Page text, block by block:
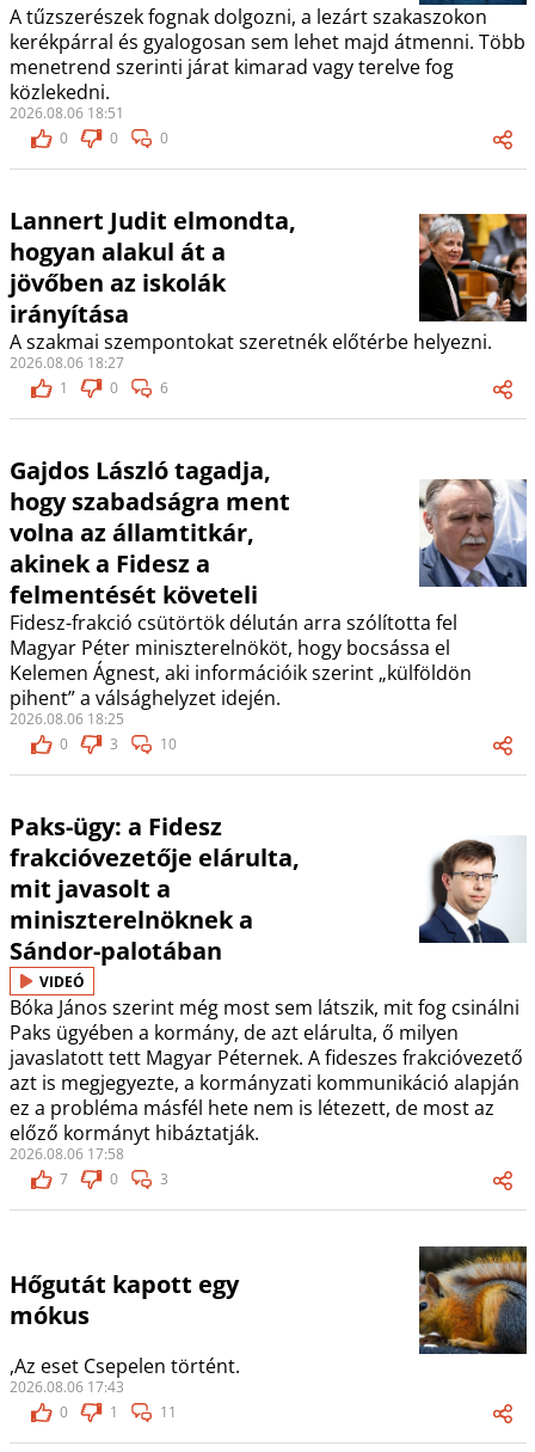
A tűzszerészek fognak dolgozni, a lezárt szakaszokon
kerékpárral és gyalogosan sem lehet majd átmenni. Több
menetrend szerinti járat kimarad vagy terelve fog
közlekedni.
2026.08.06 18:51
0
0 0
Lannert Judit elmondta,
hogyan alakul át a
jövőben az iskolák
irányítása
A szakmai szempontokat szeretnék előtérbe helyezni.
2026.08.06 18:27
1
0 6
Gajdos László tagadja,
hogy szabadságra ment
volna az államtitkár,
akinek a Fidesz a
felmentését követeli
Fidesz-frakció csütörtök délután arra szólította fel
Magyar Péter miniszterelnököt, hogy bocsássa el
Kelemen Ágnest, aki információik szerint „külföldön
pihent” a válsághelyzet idején.
2026.08.06 18:25
0
3 10
Paks-ügy: a Fidesz
frakcióvezetője elárulta,
mit javasolt a
miniszterelnöknek a
Sándor-palotában
VIDEÓ
Bóka János szerint még most sem látszik, mit fog csinálni
Paks ügyében a kormány, de azt elárulta, ő milyen
javaslatott tett Magyar Péternek. A fideszes frakcióvezető
azt is megjegyezte, a kormányzati kommunikáció alapján
ez a probléma másfél hete nem is létezett, de most az
előző kormányt hibáztatják.
2026.08.06 17:58
7
0 3
Hőgutát kapott egy
mókus
,Az eset Csepelen történt.
2026.08.06 17:43
0
1 11